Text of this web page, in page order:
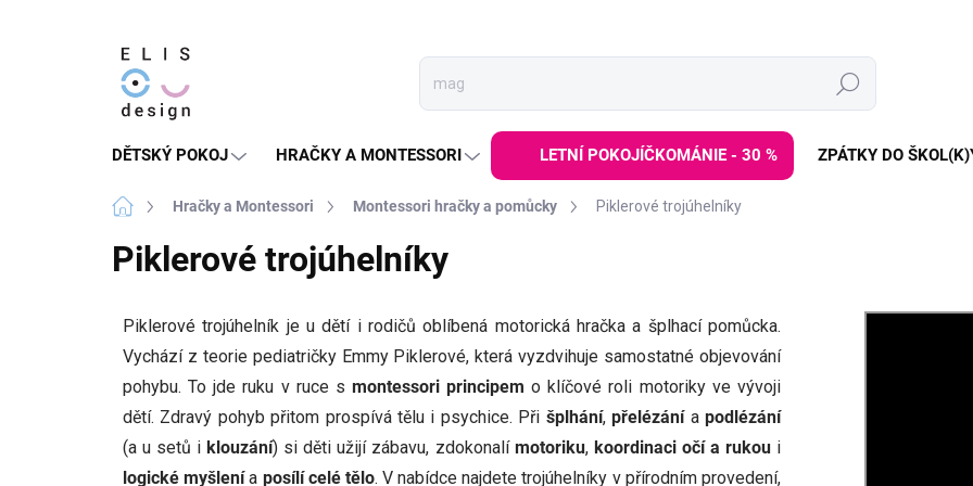
Hledat
DĚTSKÝ POKOJ HRAČKY A MONTESSORI LETNÍ POKOJÍČKOMÁNIE - 30 % ZPÁTKY DO
Domů Hračky a Montessori Montessori hračky a pomůcky Piklerové trojúhelníky
Piklerové trojúhelníky
Piklerové trojúhelník je u dětí i rodičů oblíbená motorická hračka a šplhací pomůcka.
Vychází z teorie pediatričky Emmy Piklerové, která vyzdvihuje samostatné objevování
pohybu. To jde ruku v ruce s montessori principem o klíčové roli motoriky ve vývoji
dětí. Zdravý pohyb přitom prospívá tělu i psychice. Při šplhání,přelézánía podlézání
(a u setů iklouzání) si děti užijí zábavu, zdokonalí motoriku, koordinaci očí a rukoui
logické myšlenía posílí celé tělo. V nabídce najdete trojúhelníky v přírodním provedení,